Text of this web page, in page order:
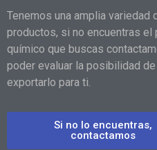
Tenemos una amplia variedad
productos, si no encuentras el
químico que buscas
poder evaluar la posibilidad de
exportarlo para ti.
Si no lo encuentras,
contactamos